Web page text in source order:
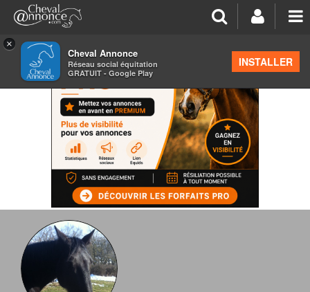
×
Cheval Annonce
Réseau social équitation
GRATUIT - Google Play
INSTALLER